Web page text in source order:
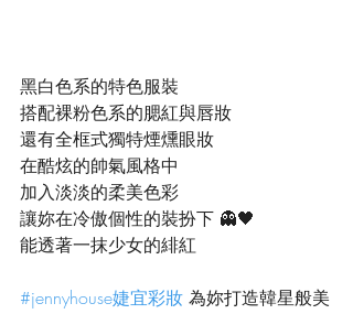
黑白色系的特色服裝
搭配裸粉色系的腮紅與唇妝
還有全框式獨特煙燻眼妝
在酷炫的帥氣風格中
加入淡淡的柔美色彩
讓妳在冷傲個性的裝扮下 👻🖤
能透著一抹少女的緋紅
#jennyhouse婕宜彩妝 為妳打造韓星般美